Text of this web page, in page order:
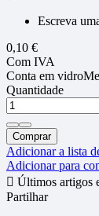
Escreva
0,10 €
Com IVA
Conta em
Quantidade
Comprar
Adicionar a lista
Adicionar para
 Últimos artigos
Partilhar